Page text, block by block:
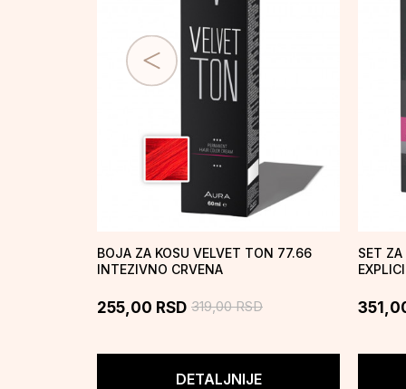
BOJA ZA KOSU VELVET TON 77.66
INTEZIVNO CRVENA
DETALJNIJE
255,00 RSD 319,00RSD
SET